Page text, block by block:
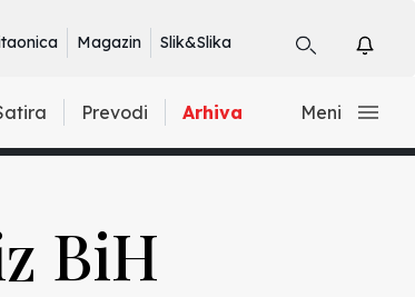
Magazin Slik&Slika
Prevodi Arhiva Meni
BiH